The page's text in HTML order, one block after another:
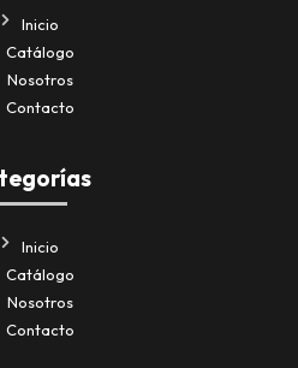
Inicio
Catálogo
Nosotros
Contacto
Inicio
Catálogo
Nosotros
Contacto